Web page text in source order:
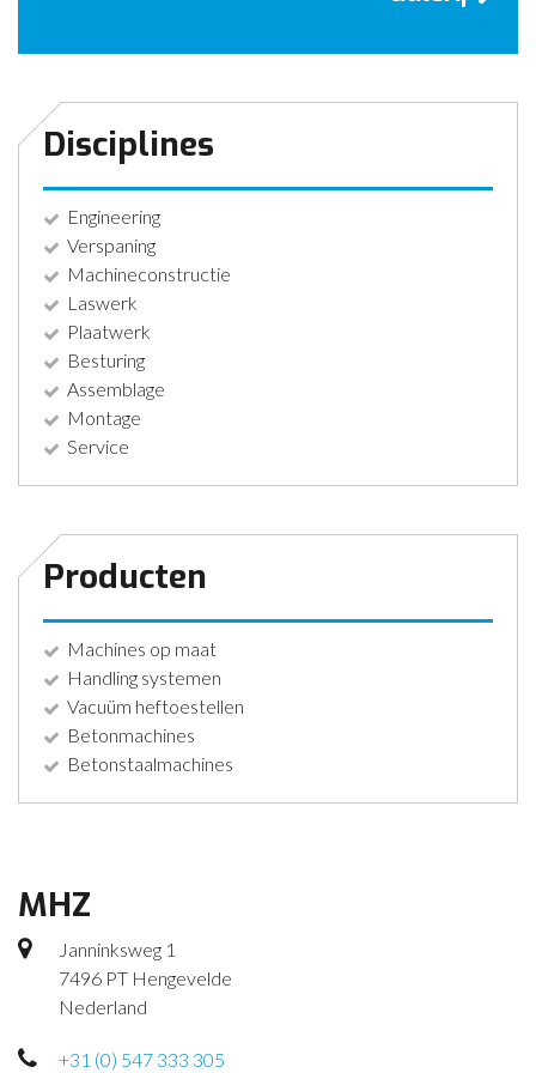
Disciplines
Engineering
Verspaning
Machineconstructie
Laswerk
Plaatwerk
Besturing
Assemblage
Montage
Service
Producten
Machines op maat
Handling systemen
Vacuüm heftoestellen
Betonmachines
Betonstaalmachines
MHZ
Janninksweg 1
7496 PT Hengevelde
Nederland
+31 (0) 547 333 305